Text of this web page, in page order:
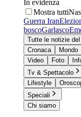
In evidenza
Mostra tutti
Guerra Iran
boscoGarlasco
Tutte le notizie
Cronaca
Mondo
Video
Foto
Tv & Spettacolo
Lifestyle
Speciali
Chi siamo